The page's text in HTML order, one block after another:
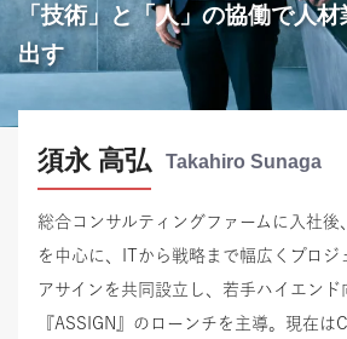
「技術」と「人」の協働で人
出す
須永 高弘 Takahiro Sunaga
総合コンサルティングファームに入社後
を中心に、ITから戦略まで幅広くプロジ
アサインを共同設立し、若手ハイエンド
『ASSIGN』のローンチを主導。現在は